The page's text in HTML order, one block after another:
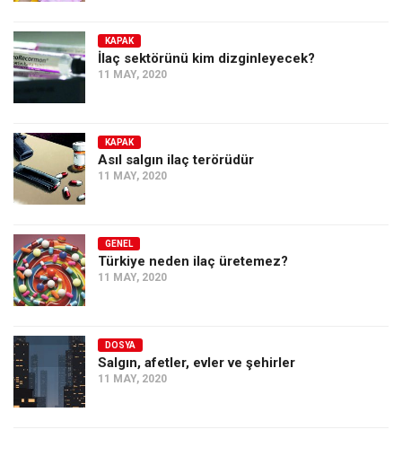
KAPAK
İlaç sektörünü kim dizginleyecek?
11 MAY, 2020
KAPAK
Asıl salgın ilaç terörüdür
11 MAY, 2020
GENEL
Türkiye neden ilaç üretemez?
11 MAY, 2020
DOSYA
Salgın, afetler, evler ve şehirler
11 MAY, 2020